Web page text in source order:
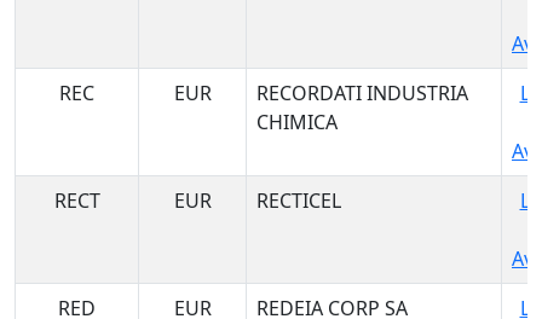
REC
EUR
RECORDATI INDUSTRIA
CHIMICA
RECT
EUR RECTICEL
RED
EUR REDEIA CORP SA